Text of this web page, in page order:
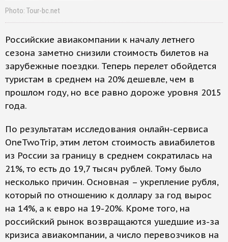
Photo: Tour-bc.net
Российские авиакомпании к началу летнего
сезона заметно снизили стоимость билетов на
зарубежные поездки. Теперь перелет обойдется
туристам в среднем на 20% дешевле, чем в
прошлом году, но все равно дороже уровня 2015
года.
По результатам исследования онлайн-сервиса
OneTwoTrip, этим летом стоимость авиабилетов
из России за границу в среднем сократилась на
21%, то есть до 19,7 тысяч рублей. Тому было
несколько причин. Основная – укрепление рубля,
который по отношению к доллару за год вырос
на 14%, а к евро на 19-20%. Кроме того, на
российский рынок возвращаются ушедшие из-за
кризиса авиакомпании, а число перевозчиков на